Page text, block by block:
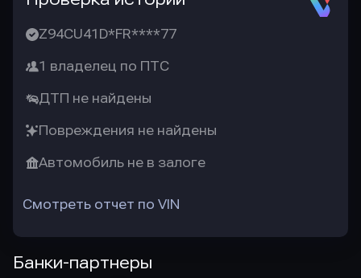
Z94CU41D*FR****77
1 владелец по ПТС
ДТП не найдены
Повреждения не найдены
Автомобиль не в залоге
Смотреть отчет по VIN
Банки-партнеры